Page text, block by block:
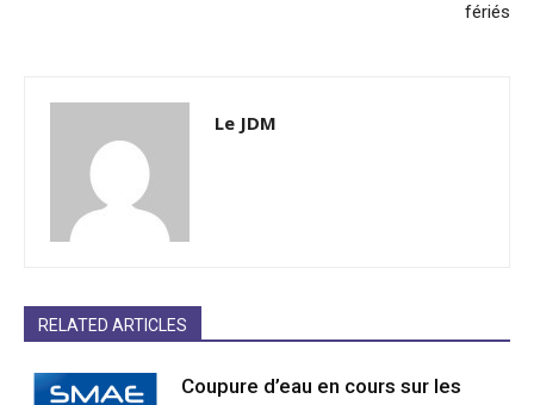
fériés
Le JDM
RELATED ARTICLES
Coupure d’eau en cours sur les